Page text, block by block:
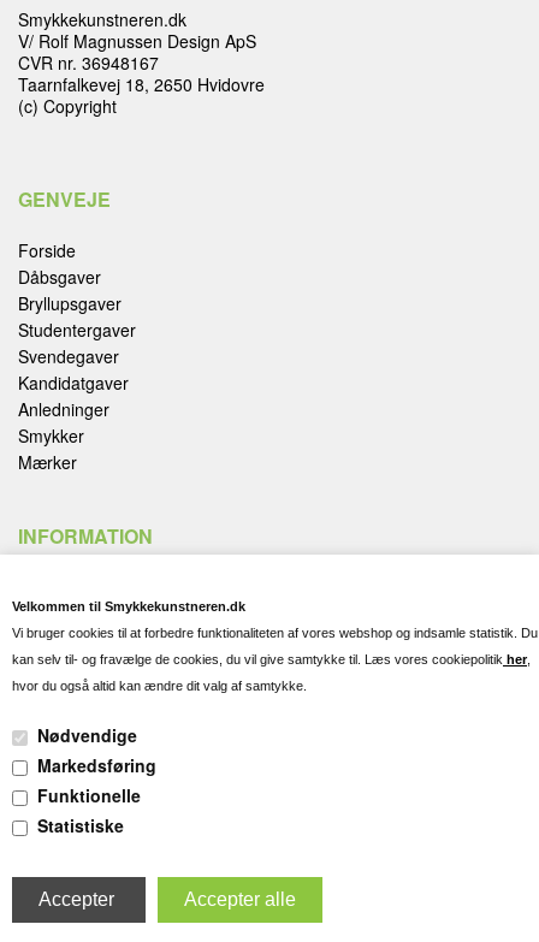
Velkommen til Smykkekunstneren.dk
Vi bruger cookies til at forbedre funktionaliteten af vores webshop og indsamle statistik. Du
kan selv til- og fravælge de cookies, du vil give samtykke til. Læs vores cookiepolitik her,
hvor du også altid kan ændre dit valg af samtykke.
Nødvendige
Markedsføring
Funktionelle
Statistiske
Smykkekunstneren.dk
V/ Rolf Magnussen Design ApS
CVR nr. 36948167
Taarnfalkevej 18, 2650 Hvidovre
(c) Copyright
GENVEJE
Forside
Dåbsgaver
Bryllupsgaver
Studentergaver
Svendegaver
Kandidatgaver
Anledninger
Smykker
Mærker
INFORMATION
Fortryd køb
Fragt, Levering og Afhentning
Kontakt og Spørgsmål
Gravering
Cookies
Pleje af dine smykker
Søgning